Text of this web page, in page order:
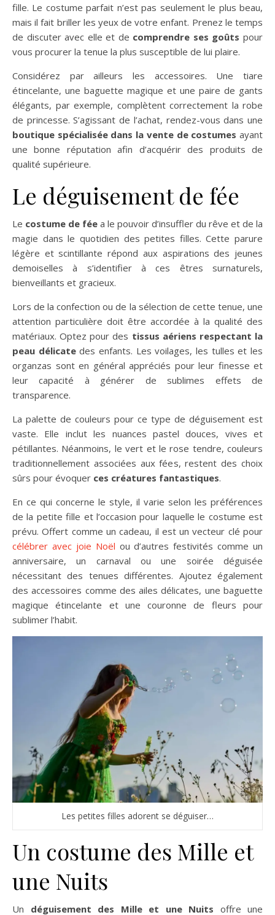
fille. Le costume parfait n’est pas seulement le plus beau,
mais il fait briller les yeux de votre enfant. Prenez le temps
de discuter avec elle et de comprendre ses goûts pour
vous procurer la tenue la plus susceptible de lui plaire.
Considérez par ailleurs les accessoires. Une tiare
étincelante, une baguette magique et une paire de gants
élégants, par exemple, complètent correctement la robe
de princesse. S’agissant de l’achat, rendez-vous dans une
boutique spécialisée dans la vente de costumes ayant
une bonne réputation afin d’acquérir des produits de
qualité supérieure.
Le déguisement de fée
Le costume de fée a le pouvoir d’insuffler du rêve et de la
magie dans le quotidien des petites filles. Cette parure
légère et scintillante répond aux aspirations des jeunes
demoiselles à s’identifier à ces êtres surnaturels,
bienveillants et gracieux.
Lors de la confection ou de la sélection de cette tenue, une
attention particulière doit être accordée à la qualité des
matériaux. Optez pour des tissus aériens respectant la
peau délicatedes enfants. Les voilages, les tulles et les
organzas sont en général appréciés pour leur finesse et
leur capacité à générer de sublimes effets de
transparence.
La palette de couleurs pour ce type de déguisement est
vaste. Elle inclut les nuances pastel douces, vives et
pétillantes. Néanmoins, le vert et le rose tendre, couleurs
traditionnellement associées aux fées, restent des choix
sûrs pour évoquer ces créatures fantastiques.
En ce qui concerne le style, il varie selon les préférences
de la petite fille et l’occasion pour laquelle le costume est
prévu. Offert comme un cadeau, il est un vecteur clé pour
célébrer avec joie Noël ou d’autres festivités comme un
anniversaire, un carnaval ou une soirée déguisée
nécessitant des tenues différentes. Ajoutez également
des accessoires comme des ailes délicates, une baguette
magique étincelante et une couronne de fleurs pour
sublimer l’habit.
Les petites filles adorent se déguiser…
Un costume des Mille et
une Nuits
Un déguisement des Mille et une Nuits offre une